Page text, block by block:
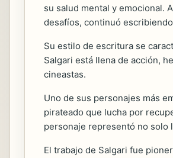
su salud mental y emocional.
desafíos, continuó
Su estilo de escritura se
Salgari está llena de acción,
cineastas.
Uno de sus personajes más
pirateado que lucha por
personaje representó no solo
El trabajo de Salgari fue